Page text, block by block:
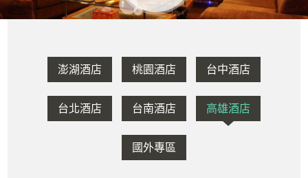
澎湖酒店 桃園酒店 台中酒店
台北酒店 台南酒店 高雄酒店
國外專區